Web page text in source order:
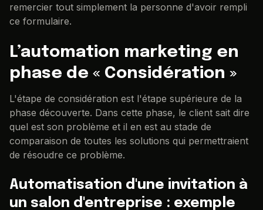
remercier tout simplement la personne d'avoir rempli
ce formulaire.
L’automation marketing en
phase de « Considération »
L'étape de considération est l'étape supérieure de la
phase découverte. Dans cette phase, le client sait dire
quel est son problème et il en est au stade de
comparaison de toutes les solutions qui permettraient
de résoudre ce problème.
Automatisation d'une invitation à
un salon d'entreprise : exemple